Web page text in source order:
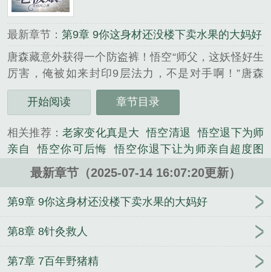
最新章节： 第9章 9你这身材还没楼下卖水果的大妈好
唐森藏意外获得一个防盗裤！悟空“师父，这妖怪好生
厉害，俺被如来封印9层法力，不是对手啊！”唐森
藏“悟空。你退后！呔！妖孽看法宝！”南极仙翁架云
赶来:“圣僧切莫动手，孽畜还不快快现出原……咦，
烤鹿的滋味……”沙僧呼喊道：“师父，大师兄被妖怪
抓走了..”二师兄被妖怪抓走了.小师妹你放心，只要是
你被妖怪抓走了，师父一定会来救你的，顺便带上我
士是不起作用的，但是你的除外！”悟空，“师父，为
321503160...
《悟空你可后悔》是水月涟漪精心创作的都市类小
开始阅读 章节目录
相关推荐： 老家变化真是大 悟空清退
悟空退下为师
亲自
悟空你可后悔
悟空你退下让为师亲自超度图
悟空倒闭了吗 悟空退出通道一 悟空出走的三件
悟空下岗 悟空退出通道二
悟空退出通道怎么
选
悟空退后 悟空你会回来跟为师唱这首歌的
悟空
悟空归来
让为师来
悟空退出通道该选哪
三
悟空你终于重返正途了
悟空离开唐僧后去了哪
最新章节（2025-07-14 16:07:20更新）
第9章 9你这身材还没楼下卖水果的大妈好
第8章 8针灸救人
第7章 7百年野猪精